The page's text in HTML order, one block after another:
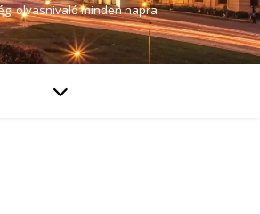
olvasnivaló minden napra